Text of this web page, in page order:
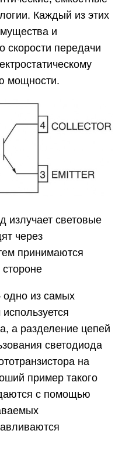
Каждый из этих
и
скорости передачи
мощности.
излучает световые
через
принимаются
из самых
а разделение цепей
светодиода
на
пример такого
с помощью